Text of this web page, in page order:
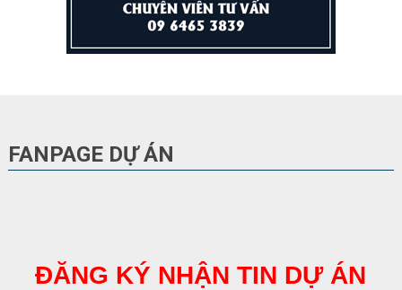
FANPAGE DỰ ÁN
ĐĂNG KÝ NHẬN TIN DỰ ÁN